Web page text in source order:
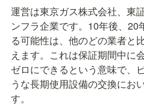
運営は東京ガス株式会社、東
ンフラ企業です。10年後、20
る可能性は、他のどの業者と
えます。これは保証期間中に
ゼロにできるという意味で、
うな長期使用設備の交換にお
す。